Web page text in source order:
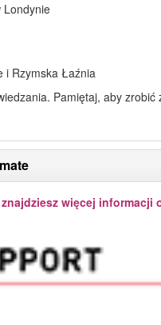
Londynie
i Rzymska Łaźnia
Pamiętaj, aby
więcej informacji